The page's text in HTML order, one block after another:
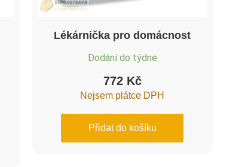
Lékárnička pro domácnost
Dodání do týdne
772 Kč
Nejsem plátce DPH
Přidat do košíku